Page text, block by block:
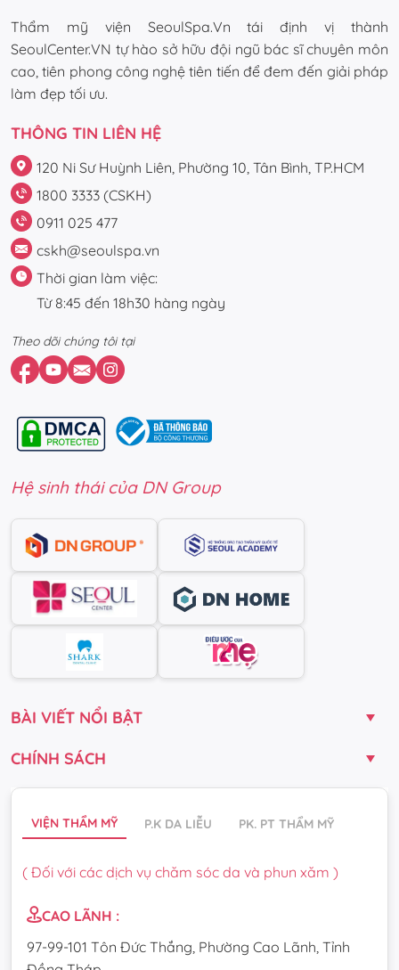
Thẩm mỹ viện SeoulSpa.Vn tái định vị thành
SeoulCenter.VN tự hào sở hữu đội ngũ bác sĩ chuyên môn
cao, tiên phong công nghệ tiên tiến để đem đến giải pháp
làm đẹp tối ưu.
THÔNG TIN LIÊN HỆ
120 Ni Sư Huỳnh Liên, Phường 10, Tân Bình, TP.HCM
1800 3333 (CSKH)
0911 025 477
cskh@seoulspa.vn
Thời gian làm việc:
Từ 8:45 đến 18h30 hàng ngày
Theo dõi chúng tôi tại
Hệ sinh thái của DN Group
BÀI VIẾT NỔI BẬT
CHÍNH SÁCH
VIỆN THẨM MỸ P.K DA LIỄU PK. PT THẨM MỸ
( Đối với các dịch vụ chăm sóc da và phun xăm )
CAO LÃNH :
97-99-101 Tôn Đức Thắng, Phường Cao Lãnh, Tỉnh